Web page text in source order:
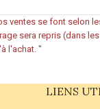
ventes se font selon
sera repris (dans
l'achat. "
LIENS